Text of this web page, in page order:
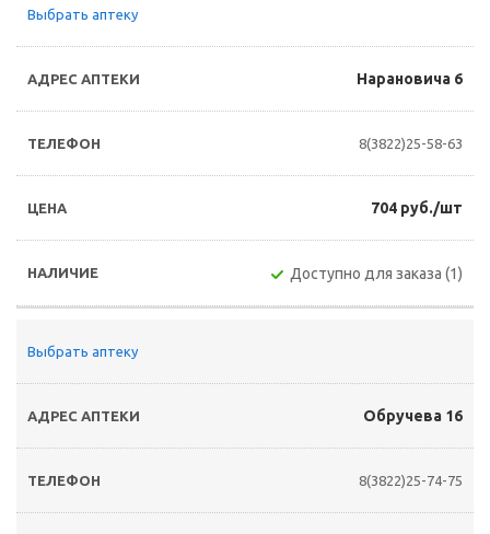
Выбрать аптеку
Нарановича 6
8(3822)25-58-63
704 руб./шт
Доступно для заказа (1)
Выбрать аптеку
Обручева 16
8(3822)25-74-75